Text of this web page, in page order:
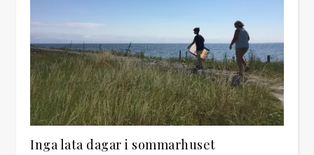
Inga lata dagar i sommarhuset